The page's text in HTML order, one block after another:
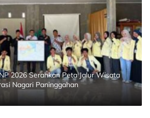
2026 Serahkan Peta Jalur Wisata
Nagari Paninggahan